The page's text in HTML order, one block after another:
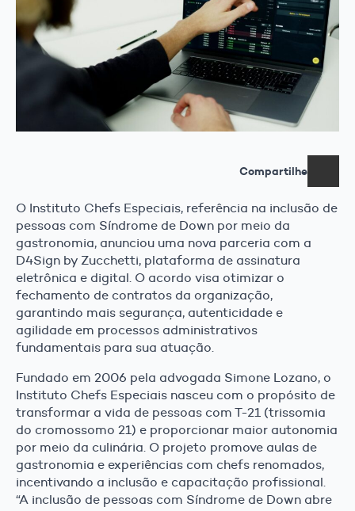
Compartilhe
O Instituto Chefs Especiais, referência na inclusão de
pessoas com Síndrome de Down por meio da
gastronomia, anunciou uma nova parceria com a
D4Sign by Zucchetti, plataforma de assinatura
eletrônica e digital. O acordo visa otimizar o
fechamento de contratos da organização,
garantindo mais segurança, autenticidade e
agilidade em processos administrativos
fundamentais para sua atuação.
Fundado em 2006 pela advogada Simone Lozano, o
Instituto Chefs Especiais nasceu com o propósito de
transformar a vida de pessoas com T-21 (trissomia
do cromossomo 21) e proporcionar maior autonomia
por meio da culinária. O projeto promove aulas de
gastronomia e experiências com chefs renomados,
incentivando a inclusão e capacitação profissional.
“A inclusão de pessoas com Síndrome de Down abre